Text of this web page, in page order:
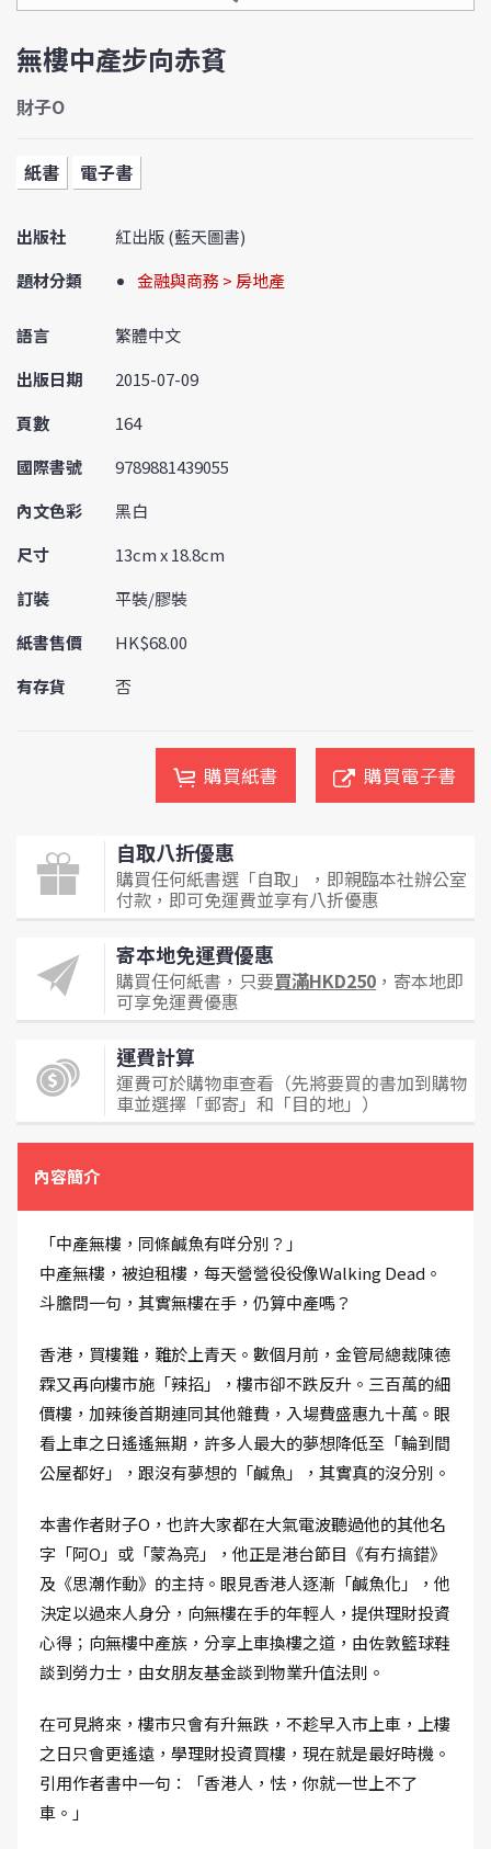
無樓中產步向赤貧
財子O
紙書 電子書
出版社
紅出版 (藍天圖書)
題材分類
金融與商務 > 房地產
語言
繁體中文
出版日期
2015-07-09
頁數
164
國際書號
9789881439055
內文色彩
黑白
尺寸
13cm x 18.8cm
訂裝
平裝/膠裝
紙書售價
HK$68.00
有存貨
否
購買紙書 購買電子書
自取八折優惠
購買任何紙書選「自取」，即親臨本社辦公室
付款，即可免運費並享有八折優惠
寄本地免運費優惠
購買任何紙書，只要買滿HKD250 ，寄本地即
可享免運費優惠
運費計算
運費可於購物車查看（先將要買的書加到購物
車並選擇「郵寄」和「目的地」）
內容簡介
「中產無樓，同條鹹魚有咩分別？」
中產無樓，被迫租樓，每天營營役役像Walking Dead。
斗膽問一句，其實無樓在手，仍算中產嗎？
香港，買樓難，難於上青天。數個月前，金管局總裁陳德
霖又再向樓市施「辣招」，樓市卻不跌反升。三百萬的細
價樓，加辣後首期連同其他雜費，入場費盛惠九十萬。眼
看上車之日遙遙無期，許多人最大的夢想降低至「輪到間
公屋都好」，跟沒有夢想的「鹹魚」，其實真的沒分別。
本書作者財子O，也許大家都在大氣電波聽過他的其他名
字「阿O」或「蒙為亮」，他正是港台節目《有冇搞錯》
及《思潮作動》的主持。眼見香港人逐漸「鹹魚化」，他
決定以過來人身分，向無樓在手的年輕人，提供理財投資
心得；向無樓中產族，分享上車換樓之道，由佐敦籃球鞋
談到勞力士，由女朋友基金談到物業升值法則。
在可見將來，樓市只會有升無跌，不趁早入市上車，上樓
之日只會更遙遠，學理財投資買樓，現在就是最好時機。
引用作者書中一句：「香港人，怯，你就一世上不了
車。」